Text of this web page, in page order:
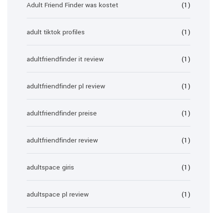
Adult Friend Finder was kostet (1)
adult tiktok profiles (1)
adultfriendfinder it review (1)
adultfriendfinder pl review (1)
adultfriendfinder preise (1)
adultfriendfinder review (1)
adultspace giris (1)
adultspace pl review (1)